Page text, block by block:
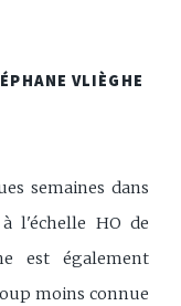
VLIÈGHE
semaines dans
l'échelle HO de
est également
moins connue